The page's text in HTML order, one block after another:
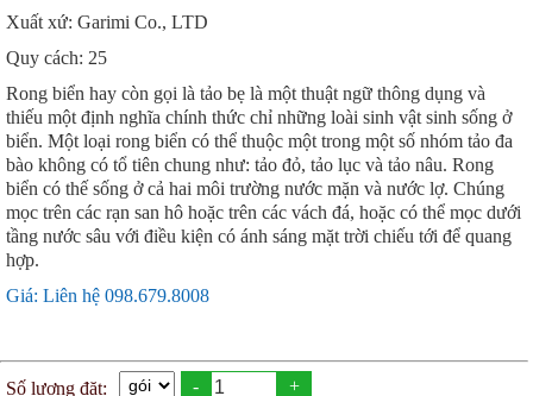
Xuất xứ: Garimi Co., LTD
Quy cách: 25
Rong biển hay còn gọi là tảo bẹ là một thuật ngữ thông dụng và
thiếu một định nghĩa chính thức chỉ những loài sinh vật sinh sống ở
biển. Một loại rong biển có thể thuộc một trong một số nhóm tảo đa
bào không có tổ tiên chung như: tảo đỏ, tảo lục và tảo nâu. Rong
biển có thế sống ở cả hai môi trường nước mặn và nước lợ. Chúng
mọc trên các rạn san hô hoặc trên các vách đá, hoặc có thể mọc dưới
tầng nước sâu với điều kiện có ánh sáng mặt trời chiếu tới để quang
hợp.
Giá: Liên hệ 098.679.8008
Số lượng đặt: - +